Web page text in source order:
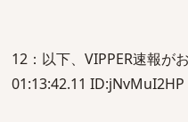
12：以下、VIPPER速報が
01:13:42.11 ID:jNvMuI2HP